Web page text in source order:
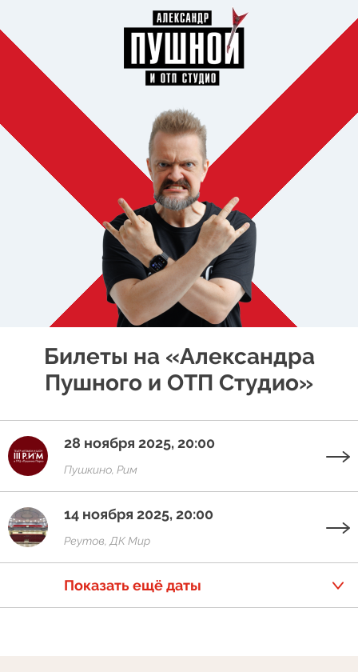
Билеты на «Александра
Пушного и ОТП Студио»
28 ноября 2025, 20:00
Пушкино, Рим
14 ноября 2025, 20:00
Реутов, ДК Мир
Показать ещё даты